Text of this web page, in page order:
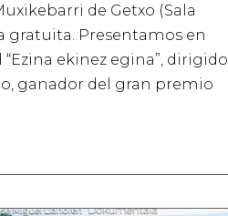
de Getxo (Sala
gratuita. Presentamos en
ekinez egina”, dirigido
ganador del gran premio